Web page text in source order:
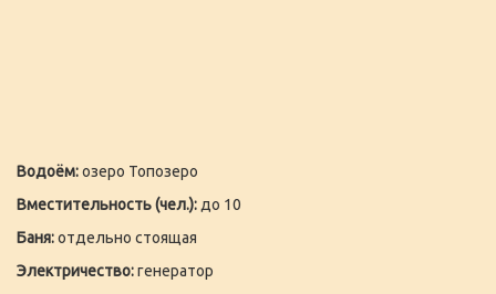
Водоём:озеро Топозеро
Вместительность (чел.): до 10
Баня:отдельно стоящая
Электричество:генератор